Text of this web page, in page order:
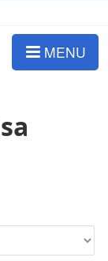
MENU